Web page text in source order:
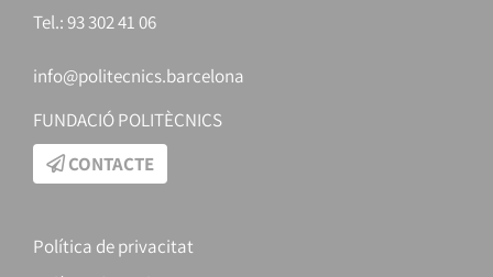
Tel.: 93 302 41 06
info@politecnics.barcelona
FUNDACIÓ POLITÈCNICS
CONTACTE
Política de privacitat